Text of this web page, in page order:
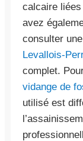
calcaire liées
avez
consulter une
Levallois-
complet.
vidange de
utilisé est